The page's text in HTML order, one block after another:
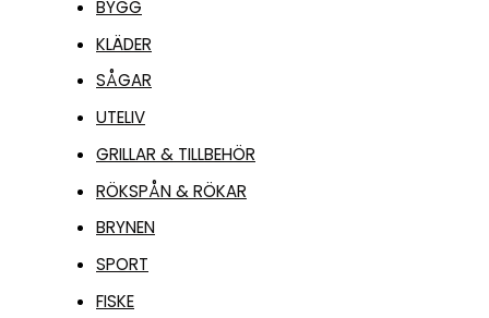
BYGG
KLÄDER
SÅGAR
UTELIV
GRILLAR & TILLBEHÖR
RÖKSPÅN & RÖKAR
BRYNEN
SPORT
FISKE